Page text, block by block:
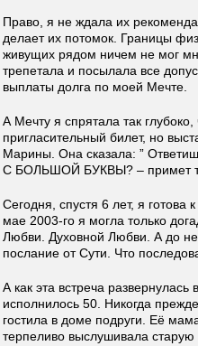
Право, я не ждала их
делает их потомок. Границы
живущих рядом ничем не мог
трепетала и посылала все
выплаты долга по моей Мечте.
А Мечту я спрятала так
пригласительный билет, но
Марины. Она сказала: ”
С БОЛЬШОЙ БУКВЫ? – примет
Сегодня, спустя 6 лет, я готова
мае 2003-го я могла только
Любви. Духовной Любви. А до
послание от Сути. Что
А как эта встреча
исполнилось 50. Никогда
гостила в доме подруги. Её
терпеливо выслушивала старую